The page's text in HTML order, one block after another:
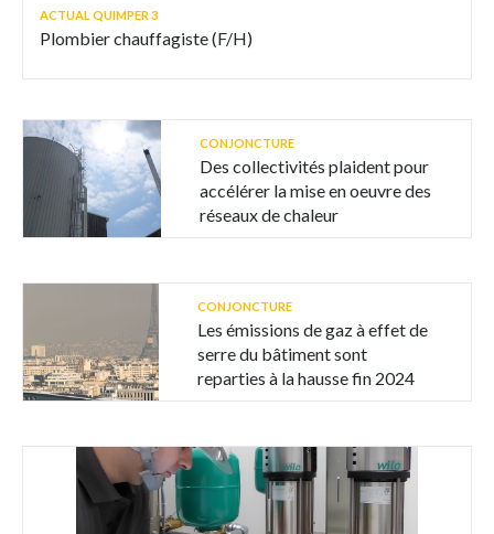
ACTUAL QUIMPER 3
Plombier chauffagiste (F/H)
CONJONCTURE
Des collectivités plaident pour
accélérer la mise en oeuvre des
réseaux de chaleur
CONJONCTURE
Les émissions de gaz à effet de
serre du bâtiment sont
reparties à la hausse fin 2024